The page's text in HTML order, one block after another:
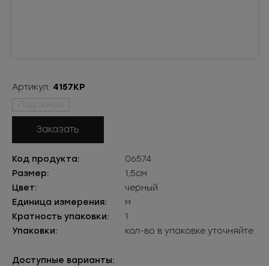
Артикул: 4157КР
Под заказ
Заказать
Код продукта:
06574
Размер:
1,5см
Цвет:
черный
Единица измерения:
м
Кратность упаковки:
1
Упаковки:
кол-во в упаковке уточняйте
Доступные варианты: